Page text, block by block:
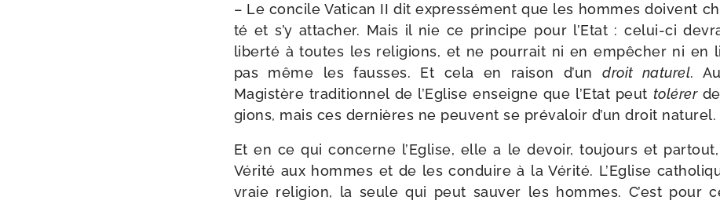
– Le concile Vatican II dit expres­sé­ment que les hommes doivent
té et s’y atta­cher. Mais il nie ce prin­cipe pour l’Etat : celui-​ci
liber­té à toutes les reli­gions, et ne pour­rait ni en empê­cher ni en
pas même les fausses. Et cela en rai­son d’undroit natu­rel.
Magistère tra­di­tion­nel de l’Eglise enseigne que l’Etat peut tolé­rer
gions, mais ces der­nières ne peuvent se pré­va­loir d’un droit naturel.
Et en ce qui concerne l’Eglise, elle a le devoir, tou­jours et par­tout,
Vérité aux hommes et de les conduire à la Vérité. L’Eglise
vraie reli­gion, la seule qui peut sau­ver les hommes. C’est pour